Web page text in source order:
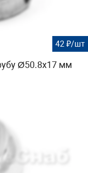
42 ₽/шт
Ø50.8х17 мм